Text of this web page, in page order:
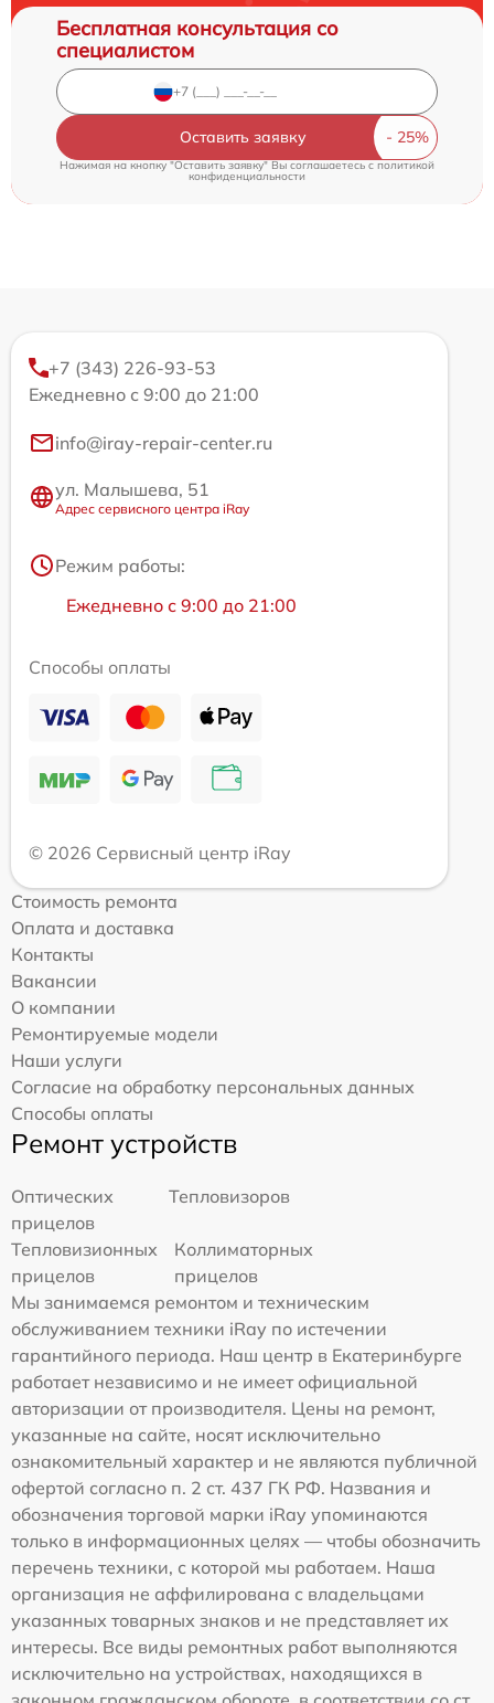
Бесплатная консультация со
специалистом
Оставить заявку
Нажимая на кнопку "Оставить заявку" Вы соглашаетесь cполитикой
конфиденциальности
+7 (343) 226-93-53
Ежедневно с 9:00 до 21:00
info@iray-repair-center.ru
ул. Малышева, 51
Адрес сервисного центра iRay
Режим работы:
Ежедневно с 9:00 до 21:00
Способы оплаты
© 2026 Сервисный центр iRay
Стоимость ремонта
Оплата и доставка
Контакты
Вакансии
О компании
Ремонтируемые модели
Наши услуги
Согласие на обработку персональных данных
Способы оплаты
Ремонт устройств
Оптических
прицелов
Тепловизоров
Тепловизионных
прицелов
Коллиматорных
прицелов
Мы занимаемся ремонтом и техническим
обслуживанием техники iRay по истечении
гарантийного периода. Наш центр в Екатеринбурге
работает независимо и не имеет официальной
авторизации от производителя. Цены на ремонт,
указанные на сайте, носят исключительно
ознакомительный характер и не являются публичной
офертой согласно п. 2 ст. 437 ГК РФ. Названия и
обозначения торговой марки iRay упоминаются
только в информационных целях — чтобы обозначить
перечень техники, с которой мы работаем. Наша
организация не аффилирована с владельцами
указанных товарных знаков и не представляет их
интересы. Все виды ремонтных работ выполняются
исключительно на устройствах, находящихся в